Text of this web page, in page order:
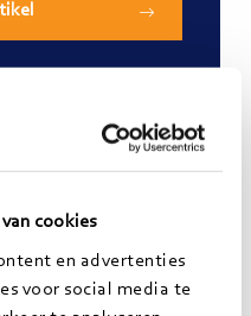
cookies
en advertenties
voor social media te
waardegedreven zorg
bij jouw organisatie?
Mathijs Kelder.